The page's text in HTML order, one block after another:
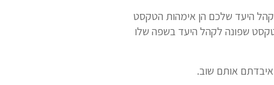
קהל היעד שלכם הן אימהות הטקסט
טקסט שפונה לקהל היעד בשפה שלו